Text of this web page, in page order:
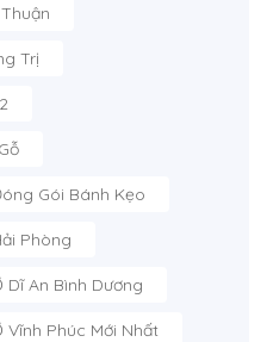
Trị
Gói Bánh Kẹo
Phòng
An Bình Dương
Phúc Mới Nhất